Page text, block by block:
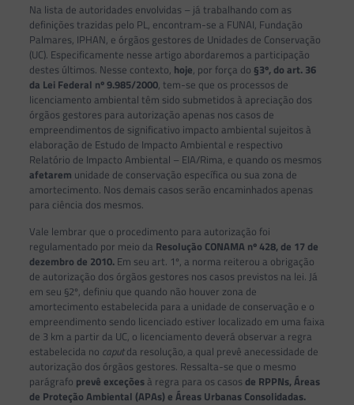
Na lista de autoridades envolvidas – já trabalhando com as
definições trazidas pelo PL, encontram-se a FUNAI, Fundação
Palmares, IPHAN, e órgãos gestores de Unidades de Conservação
(UC). Especificamente nesse artigo abordaremos a participação
destes últimos. Nesse contexto, hoje, por força do §3º, do art. 36
da Lei Federal nº 9.985/2000, tem-se que os processos de
licenciamento ambiental têm sido submetidos à apreciação dos
órgãos gestores para autorização apenas nos casos de
empreendimentos de significativo impacto ambiental sujeitos à
elaboração de Estudo de Impacto Ambiental e respectivo
Relatório de Impacto Ambiental – EIA/Rima, e quando os mesmos
afetarem unidade de conservação específica ou sua zona de
amortecimento. Nos demais casos serão encaminhados apenas
para ciência dos mesmos.
Vale lembrar que o procedimento para autorização foi
regulamentado por meio da Resolução CONAMA nº 428, de 17 de
dezembro de 2010.Em seu art. 1º, a norma reiterou a obrigação
de autorização dos órgãos gestores nos casos previstos na lei. Já
em seu §2º, definiu que quando não houver zona de
amortecimento estabelecida para a unidade de conservação e o
empreendimento sendo licenciado estiver localizado em uma faixa
de 3 km a partir da UC, o licenciamento deverá observar a regra
estabelecida no caputda resolução, a qual prevê anecessidade de
autorização dos órgãos gestores. Ressalta-se que o mesmo
parágrafo prevê exceçõesà regra para os casos de RPPNs, Áreas
de Proteção Ambiental (APAs) e Áreas Urbanas Consolidadas.